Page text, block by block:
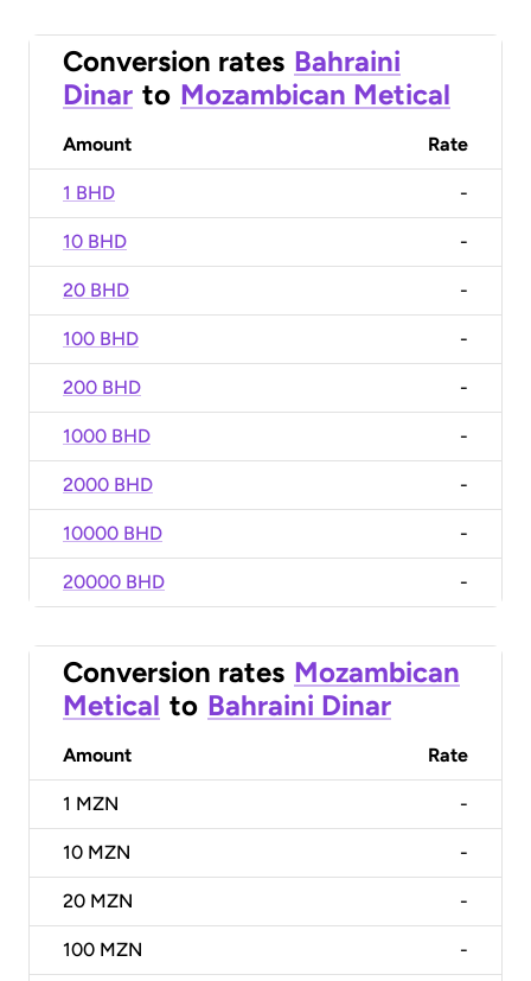
Conversion rates Bahraini
Dinar to Mozambican Metical
Amount Rate
1 BHD -
10 BHD -
20 BHD -
100 BHD -
200 BHD -
1000 BHD -
2000 BHD -
10000 BHD -
20000 BHD -
Conversion rates Mozambican
Metical to Bahraini Dinar
Amount Rate
1 MZN -
10 MZN -
20 MZN -
100 MZN -